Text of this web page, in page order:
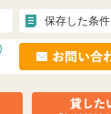
保存した条件